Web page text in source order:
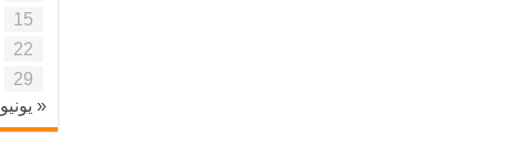
15
22
29
« يونيو